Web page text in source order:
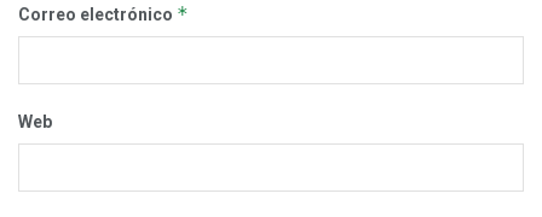
Correo electrónico *
Web